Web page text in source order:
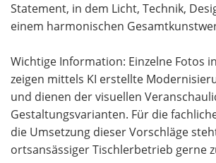
Statement, in dem Licht, Technik,
einem harmonischen
Wichtige Information: Einzelne Fotos
zeigen mittels KI erstellte
und dienen der visuellen
Gestaltungsvarianten. Für die
die Umsetzung dieser Vorschläge
ortsansässiger Tischlerbetrieb gerne